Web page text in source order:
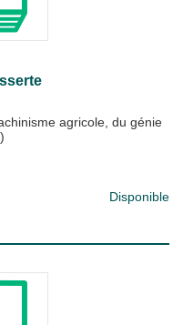
agricole, du génie
Disponible